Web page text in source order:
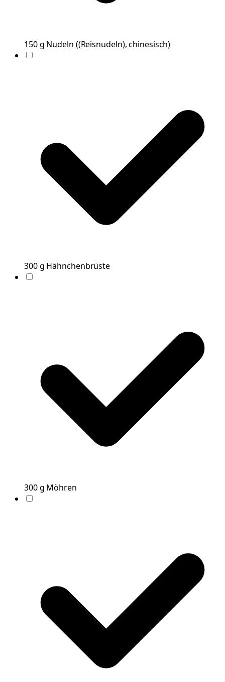
150g Nudeln ((Reisnudeln), chinesisch)
300g Hähnchenbrüste
300g Möhren